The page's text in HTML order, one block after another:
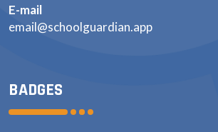
E-mail
email@schoolguardian.app
BADGES